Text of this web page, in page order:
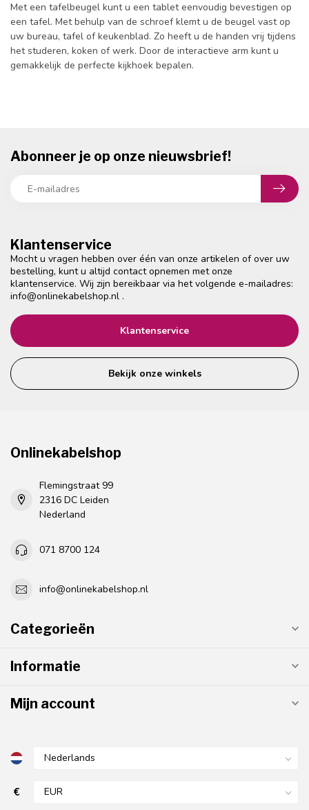
Met een tafelbeugel kunt u een tablet eenvoudig bevestigen op
een tafel. Met behulp van de schroef klemt u de beugel vast op
uw bureau, tafel of keukenblad. Zo heeft u de handen vrij tijdens
het studeren, koken of werk. Door de interactieve arm kunt u
gemakkelijk de perfecte kijkhoek bepalen.
Klantenservice
Mocht u vragen hebben over één van onze artikelen of over uw
bestelling, kunt u altijd contact opnemen met onze
klantenservice. Wij zijn bereikbaar via het volgende e-mailadres:
info@onlinekabelshop.nl .
Klantenservice
Bekijk onze winkels
Abonneer je op onze nieuwsbrief!
Onlinekabelshop
Flemingstraat 99
2316 DC Leiden
Nederland
071 8700 124
info@onlinekabelshop.nl
Categorieën
Informatie
Mijn account
€